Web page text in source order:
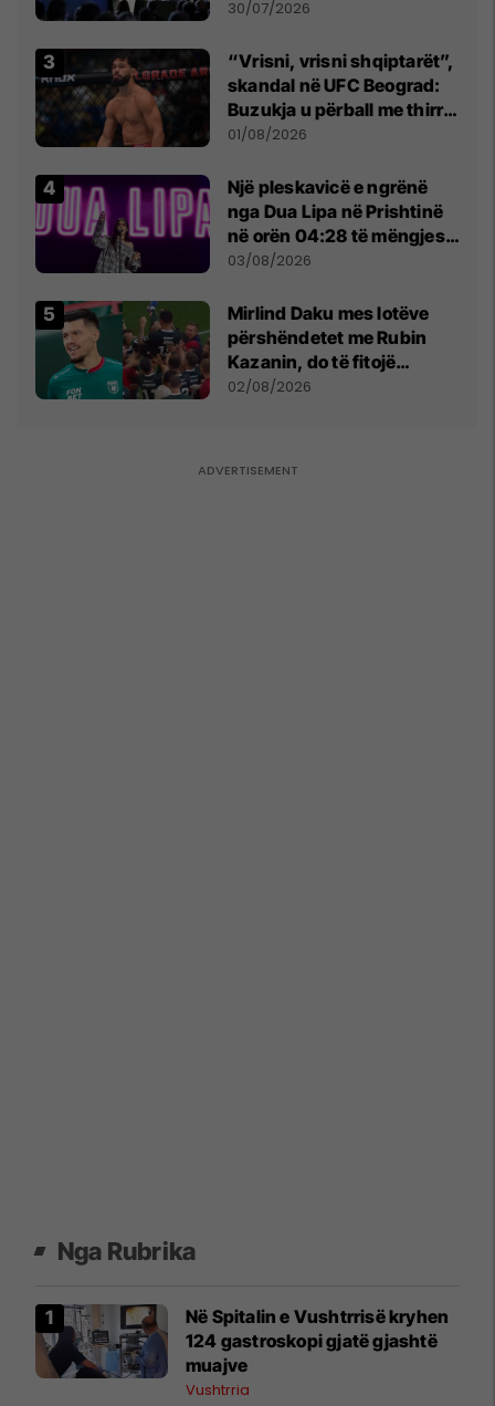
së
30/07/2026
“Vrisni, vrisni shqiptarët”,
skandal në UFC Beograd:
Buzukja u përball me thirrje
anti-shqiptare nga
01/08/2026
Një pleskavicë e ngrënë
nga Dua Lipa në Prishtinë
në orën 04:28 të mëngjesit
- dhe bota digjitale serbe
03/08/2026
Mirlind Daku mes lotëve
përshëndetet me Rubin
Kazanin, do të fitojë
miliona te Spartak Moska
02/08/2026
Nga Rubrika
Në Spitalin e Vushtrrisë kryhen
124 gastroskopi gjatë gjashtë
muajve
Vushtrria